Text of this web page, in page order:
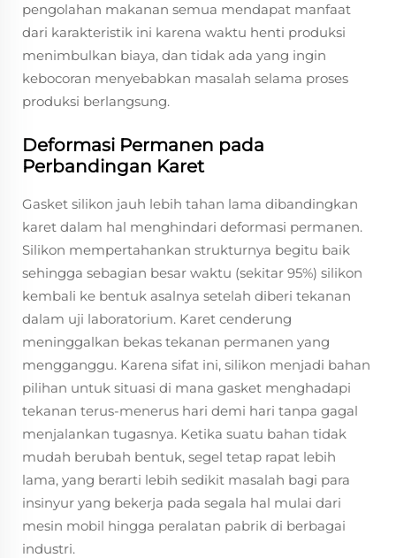
pengolahan makanan semua mendapat manfaat
dari karakteristik ini karena waktu henti produksi
menimbulkan biaya, dan tidak ada yang ingin
kebocoran menyebabkan masalah selama proses
produksi berlangsung.
Deformasi Permanen pada
Perbandingan Karet
Gasket silikon jauh lebih tahan lama dibandingkan
karet dalam hal menghindari deformasi permanen.
Silikon mempertahankan strukturnya begitu baik
sehingga sebagian besar waktu (sekitar 95%) silikon
kembali ke bentuk asalnya setelah diberi tekanan
dalam uji laboratorium. Karet cenderung
meninggalkan bekas tekanan permanen yang
mengganggu. Karena sifat ini, silikon menjadi bahan
pilihan untuk situasi di mana gasket menghadapi
tekanan terus-menerus hari demi hari tanpa gagal
menjalankan tugasnya. Ketika suatu bahan tidak
mudah berubah bentuk, segel tetap rapat lebih
lama, yang berarti lebih sedikit masalah bagi para
insinyur yang bekerja pada segala hal mulai dari
mesin mobil hingga peralatan pabrik di berbagai
industri.